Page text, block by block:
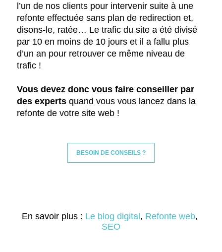
l’un de nos clients pour intervenir suite à une
refonte effectuée sans plan de redirection et,
disons-le, ratée… Le trafic du site a été divisé
par 10 en moins de 10 jours et il a fallu plus
d’un an pour retrouver ce même niveau de
trafic !
Vous devez donc vous faire conseiller par
des expertsquand vous vous lancez dans la
refonte de votre site web !
BESOIN DE CONSEILS ?
En savoir plus : Le blog digital, Refonte web
SEO